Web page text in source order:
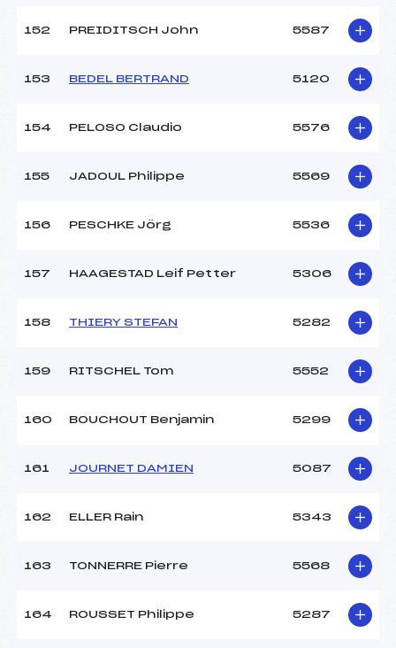
152 PREIDITSCH John 5587
153 BEDEL BERTRAND 5120
154 PELOSO Claudio 5576
155 JADOUL Philippe 5569
156 PESCHKE Jörg 5536
157 HAAGESTAD Leif Petter 5306
158 THIERY STEFAN 5282
159 RITSCHEL Tom 5552
160 BOUCHOUT Benjamin 5299
161 JOURNET DAMIEN 5087
162 ELLER Rain 5343
163 TONNERRE Pierre 5568
164 ROUSSET Philippe 5287